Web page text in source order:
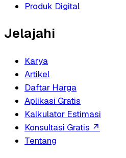
Produk Digital
Jelajahi
Karya
Artikel
Daftar Harga
Aplikasi Gratis
Kalkulator Estimasi
Konsultasi Gratis ↗
Tentang